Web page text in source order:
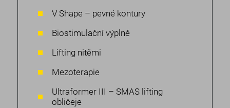
V Shape – pevné kontury
Biostimulační výplně
Lifting nitěmi
Mezoterapie
Ultraformer III – SMAS lifting
obličeje